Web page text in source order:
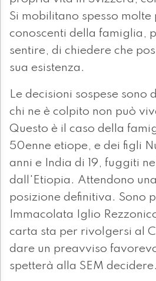
Si mobilitano spesso molte
conoscenti della famiglia,
sentire, di chiedere che
sua esistenza.
Le decisioni sospese sono
chi ne è colpito non può
Questo è il caso della
50enne etiope, e dei figli
anni e India di 19, fuggiti
dall'Etiopia. Attendono
posizione definitiva. Sono
Immacolata Iglio
carta sta per rivolgersi al
dare un preavviso
spetterà alla SEM decidere.